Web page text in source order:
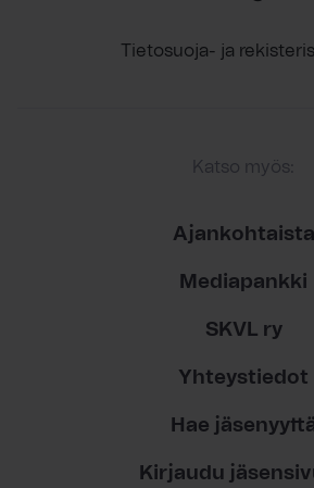
Tietosuoja- ja
Katso myös:
Ajankohtaista
Mediapankki
SKVL ry
Yhteystiedot
Hae
Kirjaudu